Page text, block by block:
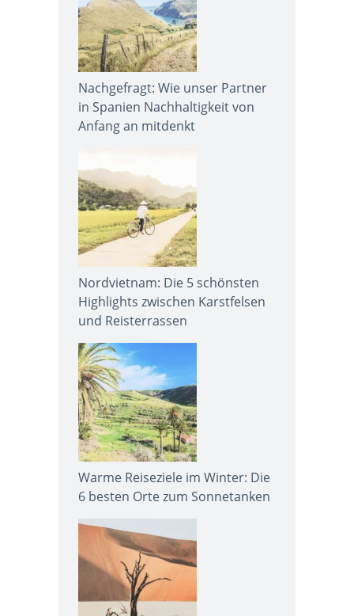
Nachgefragt: Wie unser Partner
in Spanien Nachhaltigkeit von
Anfang an mitdenkt
Nordvietnam: Die 5 schönsten
Highlights zwischen Karstfelsen
und Reisterrassen
Warme Reiseziele im Winter: Die
6 besten Orte zum Sonnetanken